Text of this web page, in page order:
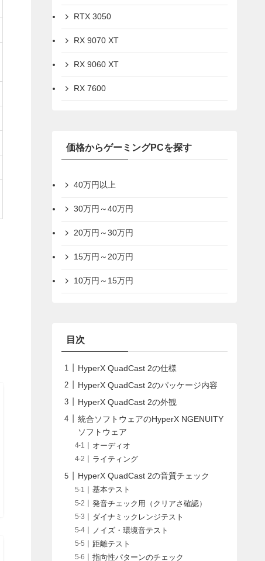
RTX 3050
RX 9070 XT
RX 9060 XT
RX 7600
価格からゲーミングPCを探す
40万円以上
30万円～40万円
20万円～30万円
15万円～20万円
10万円～15万円
目次
HyperX QuadCast 2の仕様
HyperX QuadCast 2のパッケージ内容
HyperX QuadCast 2の外観
統合ソフトウェアのHyperX NGENUITY
ソフトウェア
オーディオ
ライティング
HyperX QuadCast 2の音質チェック
基本テスト
発音チェック用（クリアさ確認）
ダイナミックレンジテスト
ノイズ・環境音テスト
距離テスト
指向性パターンのチェック